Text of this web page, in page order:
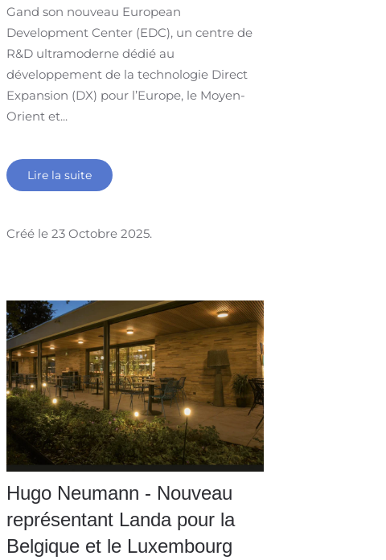
Gand son nouveau European
Development Center (EDC), un centre de
R&D ultramoderne dédié au
développement de la technologie Direct
Expansion (DX) pour l’Europe, le Moyen-
Orient et...
Lire la suite
Créé le 23 Octobre 2025.
Hugo Neumann - Nouveau
représentant Landa pour la
Belgique et le Luxembourg